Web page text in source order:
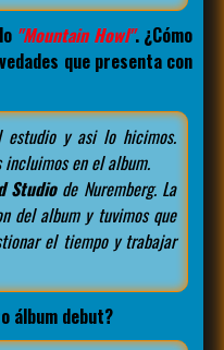
"Mountain Howl". ¿Cómo
que presenta con
y asi lo hicimos.
incluimos en el album.
Studiode Nuremberg. La
del album y tuvimos que
el tiempo y trabajar
álbum debut?